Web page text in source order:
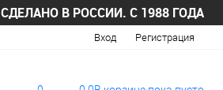
СДЕЛАНО В РОССИИ. С 1988 ГОДА
Вход Регистрация